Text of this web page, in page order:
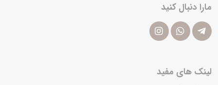
مارا دنبال کنید
لینک های مفید